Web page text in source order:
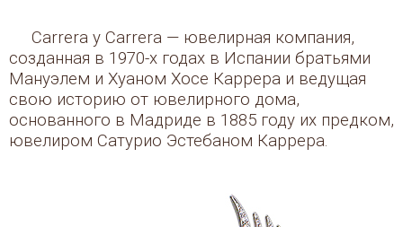
Carrera y Carrera — ювелирная компания,
созданная в 1970-х годах в Испании братьями
Мануэлем и Хуаном Хосе Каррера и ведущая
свою историю от ювелирного дома,
основанного в Мадриде в 1885 году их предком,
ювелиром Сатурио Эстебаном Каррера.